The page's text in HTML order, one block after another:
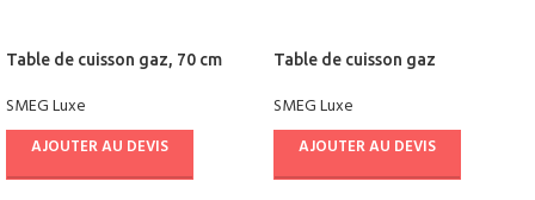
Table de cuisson gaz, 70 cm
SMEG Luxe
AJOUTER AU DEVIS
Table de cuisson gaz
SMEG Luxe
AJOUTER AU DEVIS